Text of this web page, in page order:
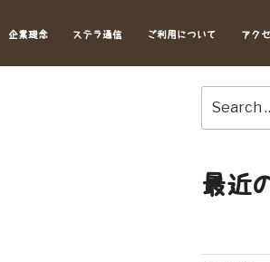
企業理念 ステラ通信 ご利用について アク
for:
最近